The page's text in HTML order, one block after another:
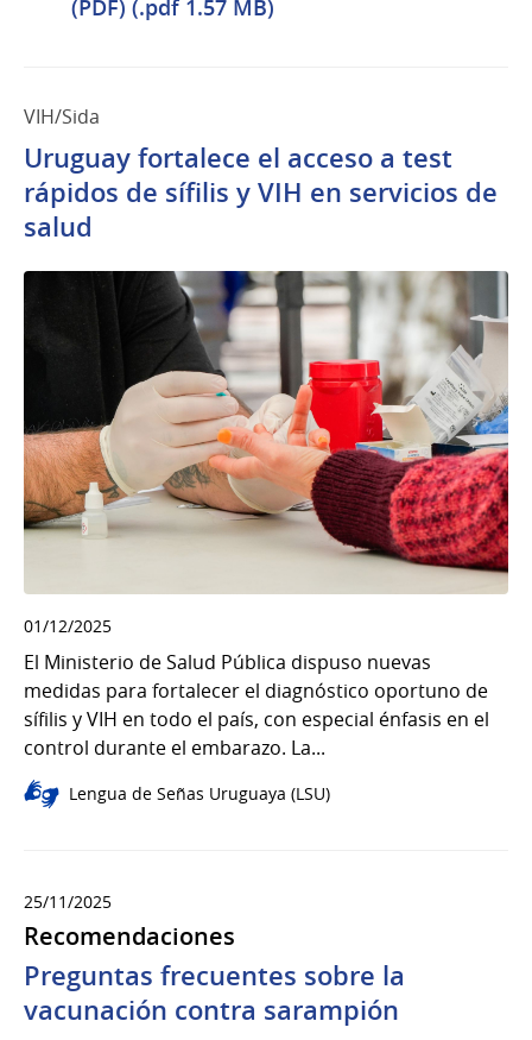
(PDF) (.pdf 1.57 MB)
VIH/Sida
Uruguay fortalece el acceso a test
rápidos de sífilis y VIH en servicios de
salud
01/12/2025
El Ministerio de Salud Pública dispuso nuevas
medidas para fortalecer el diagnóstico oportuno de
sífilis y VIH en todo el país, con especial énfasis en el
control durante el embarazo. La...
Lengua de Señas Uruguaya (LSU)
25/11/2025
Recomendaciones
Preguntas frecuentes sobre la
vacunación contra sarampión